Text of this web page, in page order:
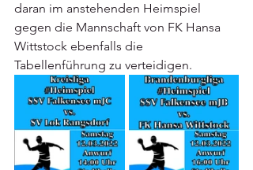
daran im anstehenden Heimspiel
gegen die Mannschaft von FK Hansa
Wittstock ebenfalls die
Tabellenführung zu verteidigen.